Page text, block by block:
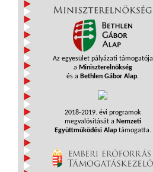
Az egyesület pályázati támogatója
a Miniszterelnökség
és a Bethlen Gábor Alap.
2018-2019. évi programok
megvalósítását a Nemzeti
Együttműködési Alaptámogatta.